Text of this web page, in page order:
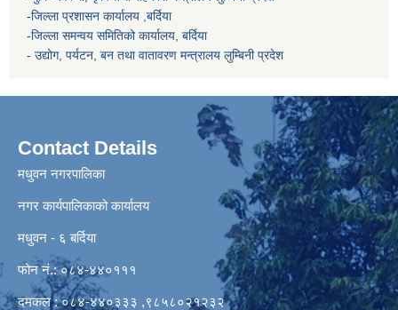
-जिल्ला प्रशासन कार्यालय ,बर्दिया
-जिल्ला समन्वय समितिको कार्यालय, बर्दिया
- उद्योग, पर्यटन, बन तथा वातावरण मन्त्रालय लुम्बिनी प्रदेश
Contact Details
मधुवन नगरपालिका
नगर कार्यपालिकाको कार्यालय
मधुवन - ६ बर्दिया
फोन नं.: ०८४-४४०१११
दमकल : ०८४-४४०३३३ ,९८५८०२१२३२